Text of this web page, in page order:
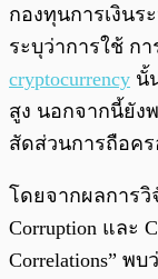
พร้อมเล่น
กองทุนการเงินร
ระบุว่าการใช้ ก
cryptocurrency นั้
สูง นอกจากนี้ยัง
สัดส่วนการถือค
โดยจากผลการวิ
Corruption และ
Correlations” พ